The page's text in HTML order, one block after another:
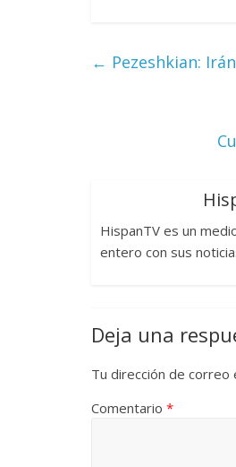
← Pezeshkian:
HispanTV es un
entero con sus
Deja una
Tu dirección de correo
Comentario *